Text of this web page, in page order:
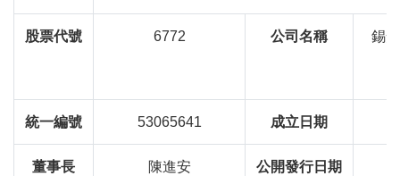
股票代號 6772 公司名稱 錫
統一編號 53065641 成立日期
董事長 陳進安 公開發行日期